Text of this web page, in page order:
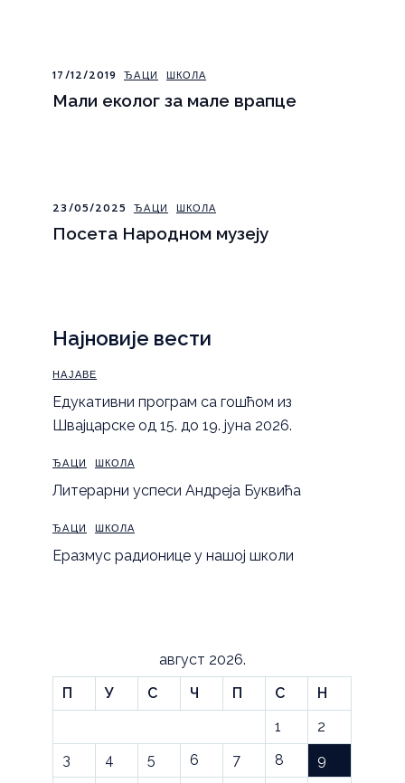
17/12/2019 ЂАЦИ ШКОЛА
Мали еколог за мале врапце
23/05/2025 ЂАЦИ ШКОЛА
Посета Народном музеју
Најновије вести
НАЈАВЕ
Eдукативни програм са гошћом из
Швајцарске од 15. до 19. јуна 2026.
ЂАЦИ ШКОЛА
Литерарни успеси Андреја Буквића
ЂАЦИ ШКОЛА
Еразмус радионице у нашој школи
август 2026.
П
У С Ч П С
Н
1
2
3
4 5 6 7 8
9